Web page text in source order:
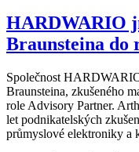
HARDWARIO
Braunsteina do
Společnost
Braunsteina, zkušeného
role Advisory Partner.
let podnikatelských
průmyslové elektroniky a